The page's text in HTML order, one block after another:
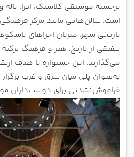
برجسته موسیقی کلاسیک، اپرا، باله
است. سالن‌هایی مانند مرکز
تاریخی شهر، میزبان اجراهای
تلفیقی از تاریخ، هنر و فرهنگ ترکیه
می‌گذارند. این جشنواره با هدف
به‌عنوان پلی میان شرق و غرب
فراموش‌نشدنی برای دوست‌داران